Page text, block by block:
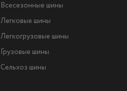
Всесезонные шины
Легковые шины
Легкогрузовые шины
Грузовые шины
Сельхоз шины